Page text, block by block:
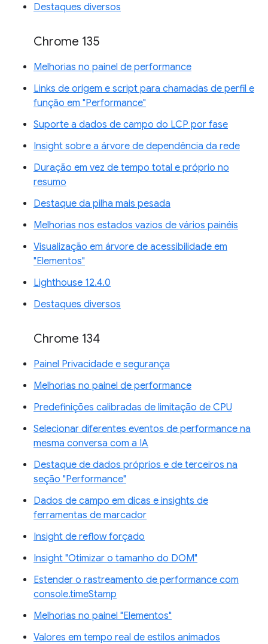
Destaques diversos
Chrome 135
Melhorias no painel de performance
Links de origem e script para chamadas de perfil e
função em "Performance"
Suporte a dados de campo do LCP por fase
Insight sobre a árvore de dependência da rede
Duração em vez de tempo total e próprio no
resumo
Destaque da pilha mais pesada
Melhorias nos estados vazios de vários painéis
Visualização em árvore de acessibilidade em
"Elementos"
Lighthouse 12.4.0
Destaques diversos
Chrome 134
Painel Privacidade e segurança
Melhorias no painel de performance
Predefinições calibradas de limitação de CPU
Selecionar diferentes eventos de performance na
mesma conversa com a IA
Destaque de dados próprios e de terceiros na
seção "Performance"
Dados de campo em dicas e insights de
ferramentas de marcador
Insight de reflow forçado
Insight "Otimizar o tamanho do DOM"
Estender o rastreamento de performance com
console.timeStamp
Melhorias no painel "Elementos"
Valores em tempo real de estilos animados